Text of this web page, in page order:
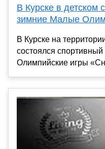
В Курске в
зимние Малые
В Курске на
состоялся
Олимпийские игры